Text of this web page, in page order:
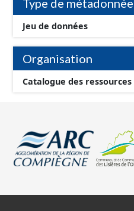
Type de métadonnée
Jeu de données
Organisation
Catalogue des ressources